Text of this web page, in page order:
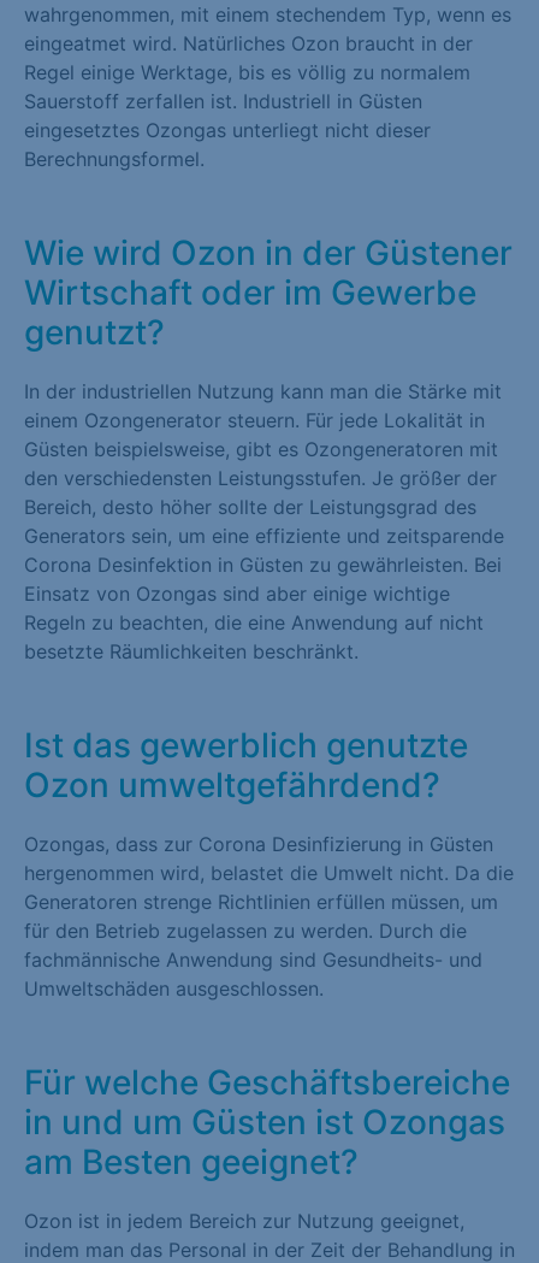
wahrgenommen, mit einem stechendem Typ, wenn es
eingeatmet wird. Natürliches Ozon braucht in der
Regel einige Werktage, bis es völlig zu normalem
Sauerstoff zerfallen ist. Industriell in Güsten
eingesetztes Ozongas unterliegt nicht dieser
Berechnungsformel.
Wie wird Ozon in der Güstener
Wirtschaft oder im Gewerbe
genutzt?
In der industriellen Nutzung kann man die Stärke mit
einem Ozongenerator steuern. Für jede Lokalität in
Güsten beispielsweise, gibt es Ozongeneratoren mit
den verschiedensten Leistungsstufen. Je größer der
Bereich, desto höher sollte der Leistungsgrad des
Generators sein, um eine effiziente und zeitsparende
Corona Desinfektion in Güsten zu gewährleisten. Bei
Einsatz von Ozongas sind aber einige wichtige
Regeln zu beachten, die eine Anwendung auf nicht
besetzte Räumlichkeiten beschränkt.
Ist das gewerblich genutzte
Ozon umweltgefährdend?
Ozongas, dass zur Corona Desinfizierung in Güsten
hergenommen wird, belastet die Umwelt nicht. Da die
Generatoren strenge Richtlinien erfüllen müssen, um
für den Betrieb zugelassen zu werden. Durch die
fachmännische Anwendung sind Gesundheits- und
Umweltschäden ausgeschlossen.
Für welche Geschäftsbereiche
in und um Güsten ist Ozongas
am Besten geeignet?
Ozon ist in jedem Bereich zur Nutzung geeignet,
indem man das Personal in der Zeit der Behandlung in